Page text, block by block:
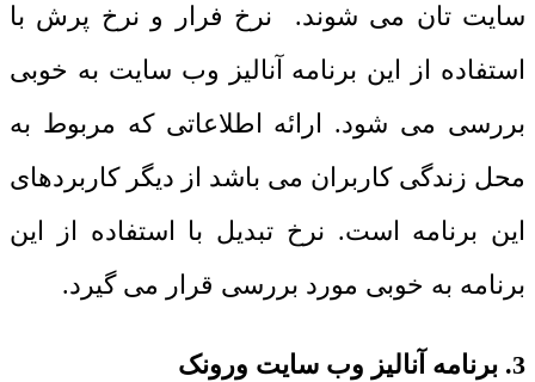
سایت تان می شوند. نرخ فرار و نرخ پرش با
استفاده از این برنامه آنالیز وب سایت به خوبی
بررسی می شود. ارائه اطلاعاتی که مربوط به
محل زندگی کاربران می باشد از دیگر کاربردهای
این برنامه است. نرخ تبدیل با استفاده از این
برنامه به خوبی مورد بررسی قرار می گیرد.
3. برنامه آنالیز وب سایت ورونک